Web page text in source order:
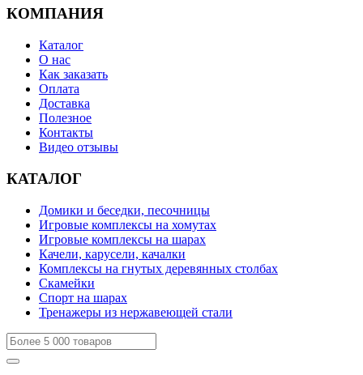
КОМПАНИЯ
Каталог
О нас
Как заказать
Оплата
Доставка
Полезное
Контакты
Видео отзывы
КАТАЛОГ
Домики и беседки, песочницы
Игровые комплексы на хомутах
Игровые комплексы на шарах
Качели, карусели, качалки
Комплексы на гнутых деревянных столбах
Скамейки
Спорт на шарах
Тренажеры из нержавеющей стали